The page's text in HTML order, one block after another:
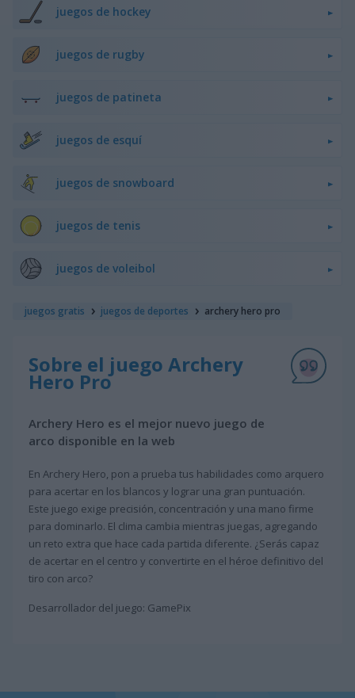
juegos de hockey
juegos de rugby
juegos de patineta
juegos de esquí
juegos de snowboard
juegos de tenis
juegos de voleibol
juegos gratis juegos de deportes archery hero pro
Sobre el juego Archery
Hero Pro
Archery Hero es el mejor nuevo juego de
arco disponible en la web
En Archery Hero, pon a prueba tus habilidades como arquero
para acertar en los blancos y lograr una gran puntuación.
Este juego exige precisión, concentración y una mano firme
para dominarlo. El clima cambia mientras juegas, agregando
un reto extra que hace cada partida diferente. ¿Serás capaz
de acertar en el centro y convertirte en el héroe definitivo del
tiro con arco?
Desarrollador del juego: GamePix